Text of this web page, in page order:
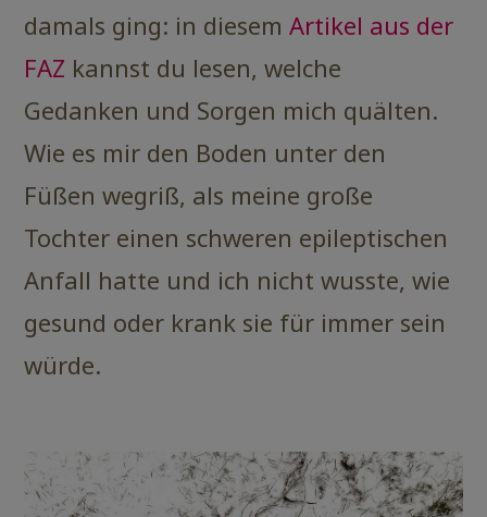
damals ging: in diesemArtikel aus der
FAZ kannst du lesen, welche
Gedanken und Sorgen mich quälten.
Wie es mir den Boden unter den
Füßen wegriß, als meine große
Tochter einen schweren epileptischen
Anfall hatte und ich nicht wusste, wie
gesund oder krank sie für immer sein
würde.